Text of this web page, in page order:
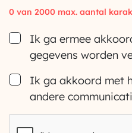
0 van 2000 max. aantal
ConsentIk ga ermee
gegevens worden
ConsentIk ga akkoord met
andere
CAPTCHA